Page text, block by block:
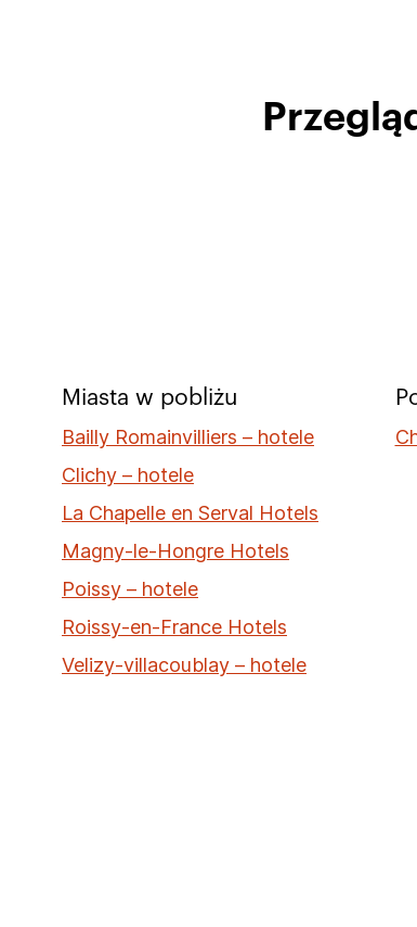
Miasta w pobliżu
Bailly Romainvilliers – hotele
Clichy – hotele
La Chapelle en Serval Hotels
Magny-le-Hongre Hotels
Poissy – hotele
Roissy-en-France Hotels
Velizy-villacoublay – hotele